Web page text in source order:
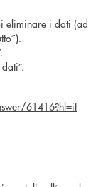
eliminare i dati (ad
61416?hl=it